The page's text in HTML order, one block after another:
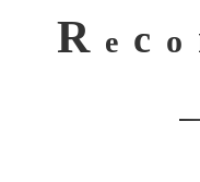
R e c o